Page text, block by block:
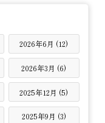
2026年6月 (12)
2026年3月 (6)
2025年12月 (5)
2025年9月 (3)